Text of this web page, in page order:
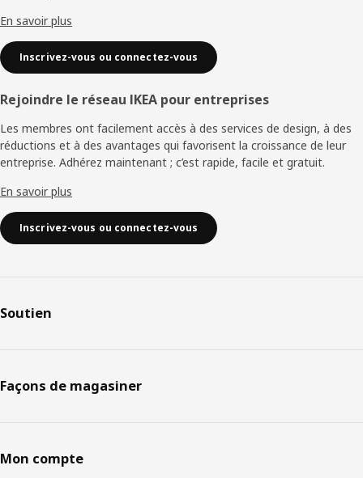
En savoir plus
Inscrivez-vous ou connectez-vous
Rejoindre le réseau IKEA pour entreprises
Les membres ont facilement accès à des services de design, à des
réductions et à des avantages qui favorisent la croissance de leur
entreprise. Adhérez maintenant ; c’est rapide, facile et gratuit.
En savoir plus
Inscrivez-vous ou connectez-vous
Soutien
Façons de magasiner
Mon compte